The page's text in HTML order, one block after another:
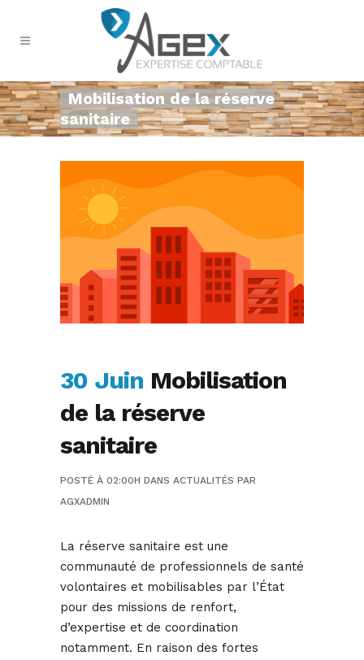
Mobilisation de la réserve
sanitaire
30 Juin Mobilisation
de la réserve
sanitaire
POSTÉ À 02:00H DANS ACTUALITÉS PAR
AGXADMIN
La réserve sanitaire est une
communauté de professionnels de santé
volontaires et mobilisables par l’État
pour des missions de renfort,
d’expertise et de coordination
notamment. En raison des fortes